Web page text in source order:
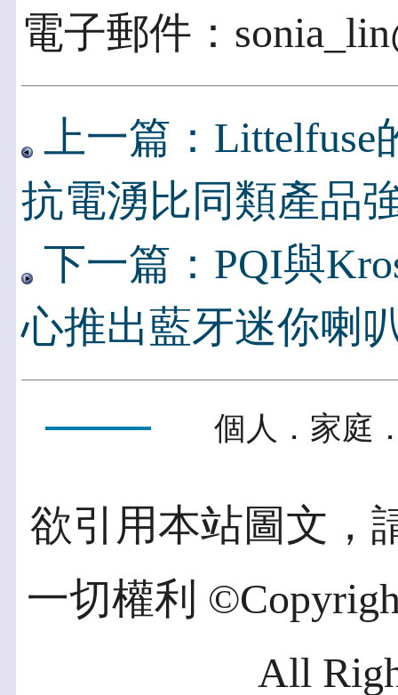
電子郵件：
上一篇：
抗電湧比同類產品
下一篇：PQI與
心推出藍牙迷你喇
個人．家庭
欲引用本站圖文，
一切權利
All